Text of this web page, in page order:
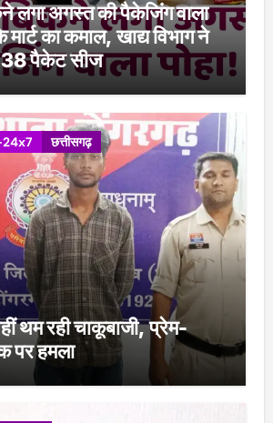
लगा अगस्त की पैकेजिंग वाला
का कमाल, खाद्य विभाग ने
38 पैकेट सीज
छत्तीसगढ़
थम रही चाकूबाजी, प्रेम-
पर हमला